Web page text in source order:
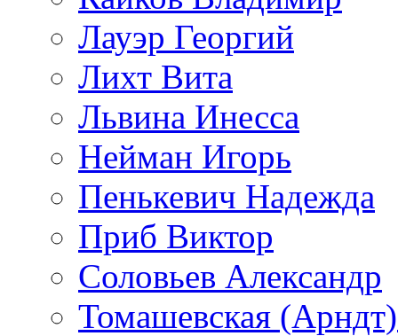
Лауэр Георгий
Лихт Вита
Львина Инесса
Нейман Игорь
Пенькевич Надежда
Приб Виктор
Соловьев Александр
Томашевская